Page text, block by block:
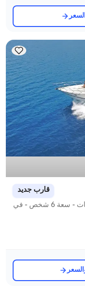
قارب جديد
يخت بمحرك فاخر بطول 20 متر - 3 كابينات - سعة 6 شخص - في